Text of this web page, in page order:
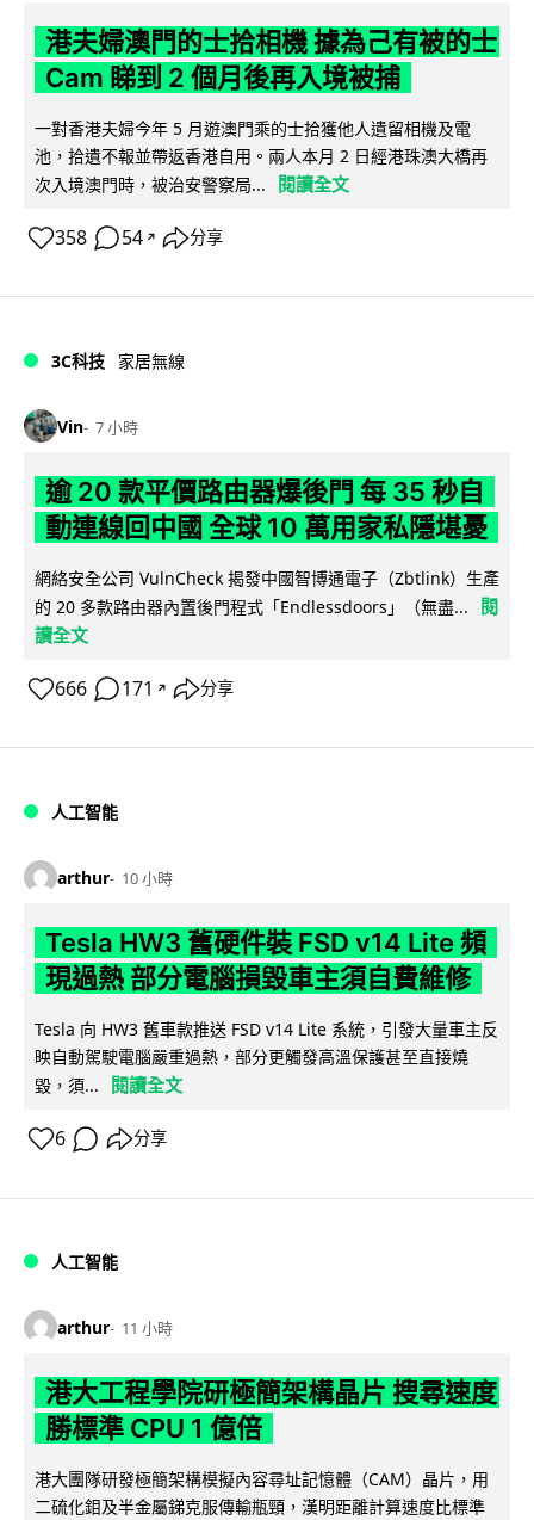
港夫婦澳門的士拾相機 據為己有被的士
Cam 睇到 2 個月後再入境被捕
一對香港夫婦今年 5 月遊澳門乘的士拾獲他人遺留相機及電
池，拾遺不報並帶返香港自用。兩人本月 2 日經港珠澳大橋再
次入境澳門時，被治安警察局...
閱讀全文
358 54 ↗ 分享
3C科技 家居無線
Vin 7 小時
逾 20 款平價路由器爆後門 每 35 秒自
動連線回中國 全球 10 萬用家私隱堪憂
網絡安全公司 VulnCheck 揭發中國智博通電子（Zbtlink）生產
的 20 多款路由器內置後門程式「Endlessdoors」（無盡...
閱
讀全文
666 171 ↗ 分享
人工智能
arthur 10 小時
Tesla HW3 舊硬件裝 FSD v14 Lite 頻
現過熱 部分電腦損毀車主須自費維修
Tesla 向 HW3 舊車款推送 FSD v14 Lite 系統，引發大量車主反
映自動駕駛電腦嚴重過熱，部分更觸發高溫保護甚至直接燒
毀，須...
閱讀全文
6 分享
人工智能
arthur 11 小時
港大工程學院研極簡架構晶片 搜尋速度
勝標準 CPU 1 億倍
港大團隊研發極簡架構模擬內容尋址記憶體（CAM）晶片，用
二硫化鉬及半金屬銻克服傳輸瓶頸，漢明距離計算速度比標準